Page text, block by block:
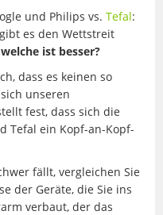
und Philips vs. Tefal:
es den Wettstreit
ist besser?
dass es keinen so
unseren
fest, dass sich die
Tefal ein Kopf-an-Kopf-
fällt, vergleichen Sie
der Geräte, die Sie ins
verbaut, der das